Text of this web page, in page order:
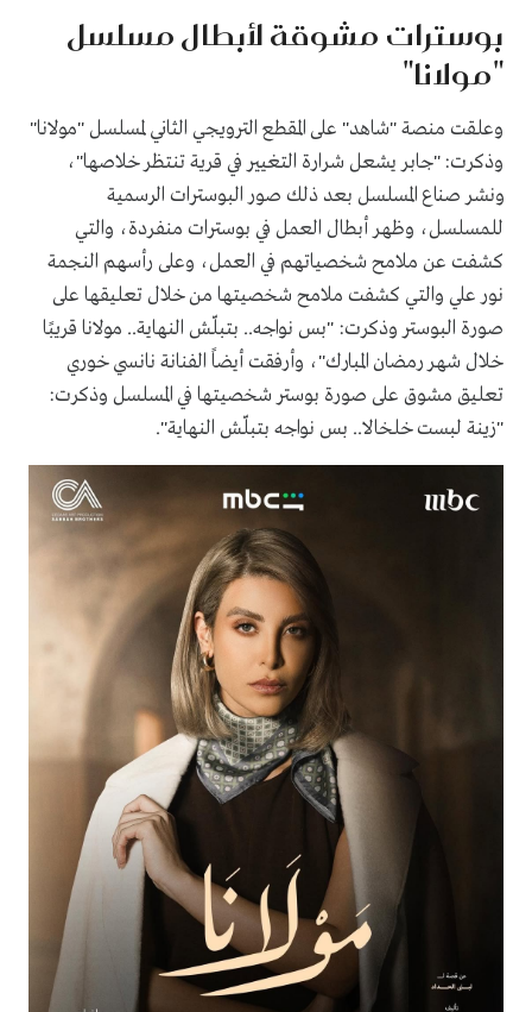
بوسترات مشوقة لأبطال مسلسل
"مولانا"
وعلقت منصة "شاهد" على المقطع الترويجي الثاني لمسلسل "مولانا"
وذكرت: "جابر يشعل شرارة التغيير في قرية تنتظر خلاصها"،
ونشر صناع المسلسل بعد ذلك صور البوسترات الرسمية
للمسلسل، وظهر أبطال العمل في بوسترات منفردة، والتي
كشفت عن ملامح شخصياتهم في العمل، وعلى رأسهم النجمة
نور علي والتي كشفت ملامح شخصيتها من خلال تعليقها على
صورة البوستر وذكرت: "بس نواجه.. بتبلّش النهاية.. مولانا قريبًا
خلال شهر رمضان المبارك"، وأرفقت أيضاً الفنانة نانسي خوري
تعليق مشوق على صورة بوستر شخصيتها في المسلسل وذكرت:
"زينة لبست خلخالا.. بس نواجه بتبلّش النهاية".